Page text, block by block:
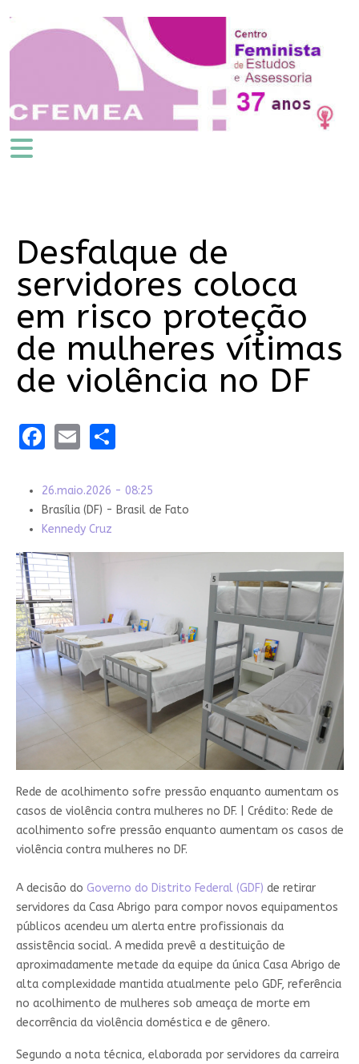
Desfalque de
servidores coloca
em risco proteção
de mulheres vítimas
de violência no DF
Facebook
EmailShare
26.maio.2026 - 08:25
Brasília (DF) - Brasil de Fato
Kennedy Cruz
Rede de acolhimento sofre pressão enquanto aumentam os
casos de violência contra mulheres no DF.
Crédito: Rede de
acolhimento sofre pressão enquanto aumentam os casos de
violência contra mulheres no DF.
A decisão do Governo do Distrito Federal (GDF) de retirar
servidores da Casa Abrigo para compor novos equipamentos
públicos acendeu um alerta entre profissionais da
assistência social. A medida prevê a destituição de
aproximadamente metade da equipe da única Casa Abrigo de
alta complexidade mantida atualmente pelo GDF, referência
no acolhimento de mulheres sob ameaça de morte em
decorrência da violência doméstica e de gênero.
Segundo a nota técnica, elaborada por servidores da carreira